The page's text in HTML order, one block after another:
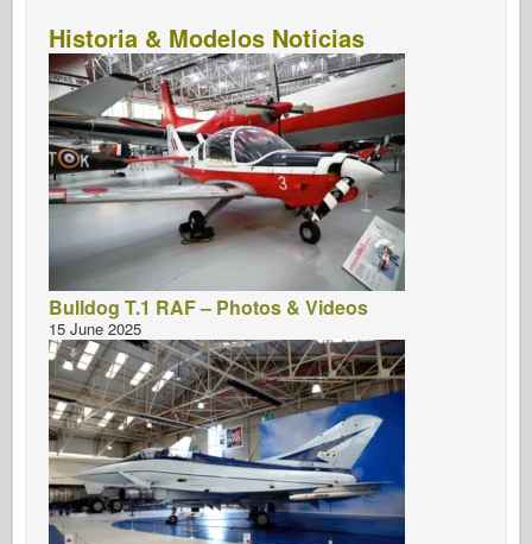
Historia & Modelos Noticias
Bulldog T.1 RAF – Photos & Videos
15 June 2025